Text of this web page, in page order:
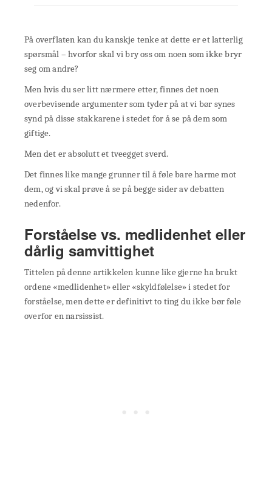
På overflaten kan du kanskje tenke at dette er et latterlig
spørsmål – hvorfor skal vi bry oss om noen som ikke bryr
seg om andre?
Men hvis du ser litt nærmere etter, finnes det noen
overbevisende argumenter som tyder på at vi bør synes
synd på disse stakkarene i stedet for å se på dem som
giftige.
Men det er absolutt et tveegget sverd.
Det finnes like mange grunner til å føle bare harme mot
dem, og vi skal prøve å se på begge sider av debatten
nedenfor.
Forståelse vs. medlidenhet eller
dårlig samvittighet
Tittelen på denne artikkelen kunne like gjerne ha brukt
ordene «medlidenhet» eller «skyldfølelse» i stedet for
forståelse, men dette er definitivt to ting du ikke bør føle
overfor en narsissist.